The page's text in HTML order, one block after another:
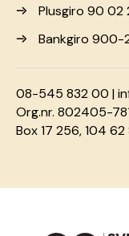
Plusgiro 90 02
Bankgiro 900-
08-545 832 00 |
Org.nr. 802405-
Box 17 256, 104